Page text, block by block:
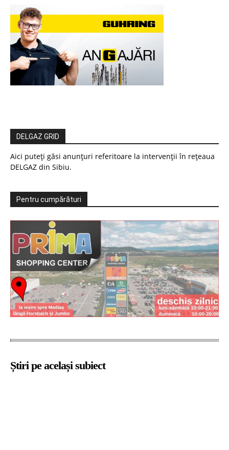
DELGAZ GRID
Aici puteți găsi anunțuri referitoare la intervenții în rețeaua
DELGAZ din Sibiu.
Pentru cumpărături
Știri pe același subiect